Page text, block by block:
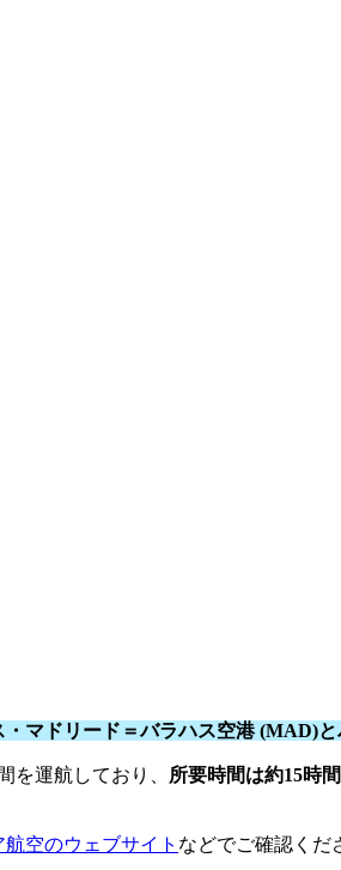
マドリード＝バラハス空港 (MAD)
を運航しており、 所要時間は約15時間
航空のウェブサイト などでご確認くだ